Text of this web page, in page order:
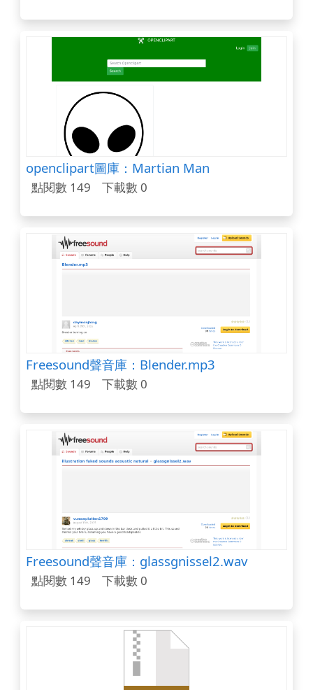
openclipart圖庫：Martian Man
點閱數 149 下載數 0
Freesound聲音庫：Blender.mp3
點閱數 149 下載數 0
Freesound聲音庫：glassgnissel2.wav
點閱數 149 下載數 0